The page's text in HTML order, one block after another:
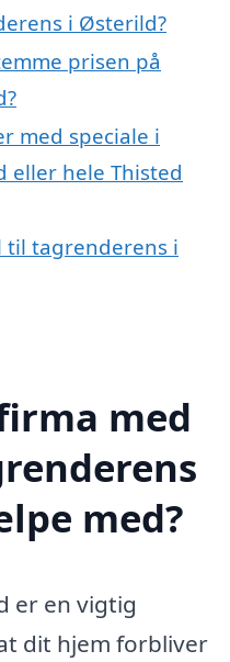
i Østerild?
prisen på
med speciale i
hele Thisted
til tagrenderens i
med
med?
er en vigtig
dit hjem forbliver